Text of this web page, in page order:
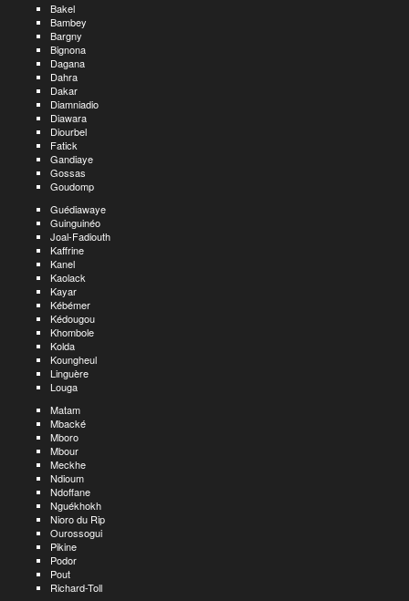
Bakel
Bambey
Bargny
Bignona
Dagana
Dahra
Dakar
Diamniadio
Diawara
Diourbel
Fatick
Gandiaye
Gossas
Goudomp
Guédiawaye
Guinguinéo
Joal-Fadiouth
Kaffrine
Kanel
Kaolack
Kayar
Kébémer
Kédougou
Khombole
Kolda
Koungheul
Linguère
Louga
Matam
Mbacké
Mboro
Mbour
Meckhe
Ndioum
Ndoffane
Nguékhokh
Nioro du Rip
Ourossogui
Pikine
Podor
Pout
Richard-Toll